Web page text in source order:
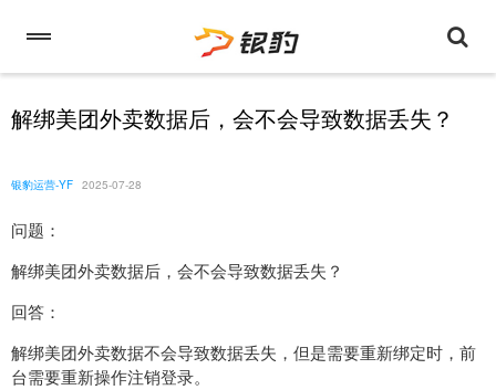
解绑美团外卖数据后，会不会导致数据丢失？
银豹运营-YF 2025-07-28
问题：
解绑美团外卖数据后，会不会导致数据丢失？
回答：
解绑美团外卖数据不会导致数据丢失，但是需要重新绑定时，前
台需要重新操作注销登录。